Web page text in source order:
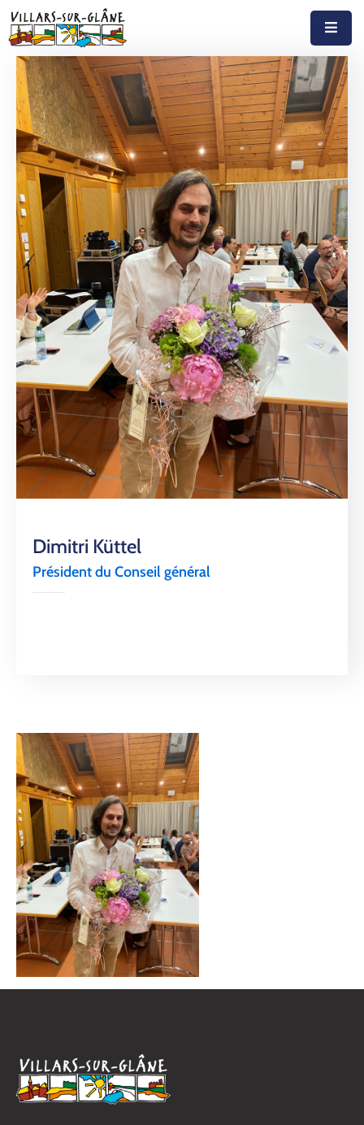
Accueil
Actualités
Agenda
Autorités
Prestations
Documents
Découvrir
Emplois
Contact
Dimitri Küttel
Président du Conseil général